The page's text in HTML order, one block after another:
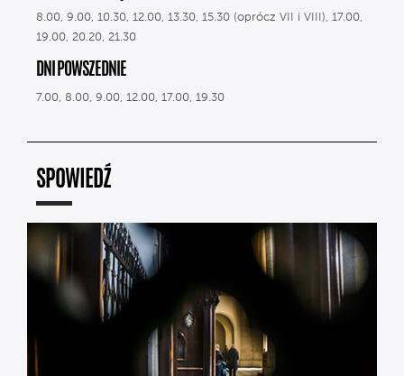
8.00, 9.00, 10.30, 12.00, 13.30, 15.30 (oprócz VII i VIII), 17.00,
19.00, 20.20, 21.30
DNI POWSZEDNIE
7.00, 8.00, 9.00, 12.00, 17.00, 19.30
SPOWIEDŹ